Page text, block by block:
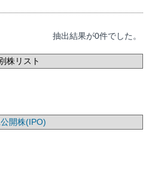
抽出結果が0件でした。
株リスト
開株(IPO)